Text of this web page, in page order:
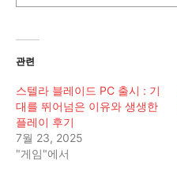
관련
스텔라 블레이드 PC 출시 : 기
대를 뛰어넘은 이유와 생생한
플레이 후기
7월 23, 2025
"게임"에서